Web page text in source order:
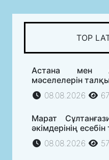
TOP
Астана мен
мәселелерін
08.08.2026
Марат
әкімдерінің
08.08.2026